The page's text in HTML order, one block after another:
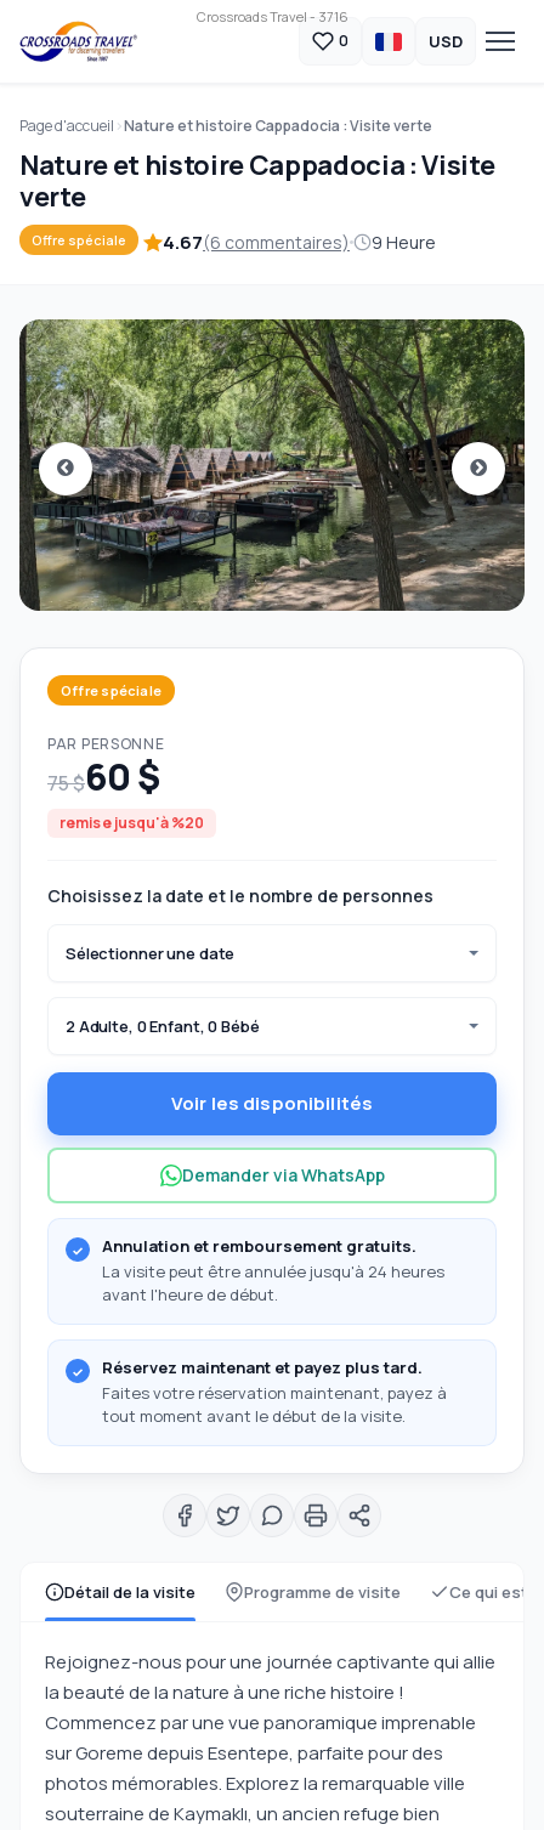
Crossroads Travel - 3716
0 USD
Page d'accueil Nature et histoire Cappadocia : Visite verte
Nature et histoire Cappadocia : Visite
verte
Offre spéciale 4.67(6 commentaires) 9 Heure
Détail de la visite Programme de visite Ce qui est
Rejoignez-nous pour une journée captivante qui allie
la beauté de la nature à une riche histoire !
Commencez par une vue panoramique imprenable
sur Goreme depuis Esentepe, parfaite pour des
photos mémorables. Explorez la remarquable ville
souterraine de Kaymaklı, un ancien refuge bien
Offre spéciale
PAR PERSONNE
75 $60 $
remise jusqu'à %20
Choisissez la date et le nombre de personnes
Sélectionner une date
2 Adulte, 0 Enfant, 0 Bébé
Voir les disponibilités
Demander via WhatsApp
Annulation et remboursement gratuits.
La visite peut être annulée jusqu'à 24 heures
avant l'heure de début.
Réservez maintenant et payez plus tard.
Faites votre réservation maintenant, payez à
tout moment avant le début de la visite.